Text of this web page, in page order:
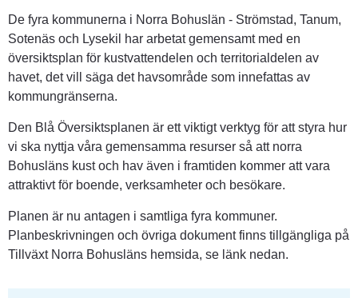
De fyra kommunerna i Norra Bohuslän - Strömstad, Tanum,
Sotenäs och Lysekil har arbetat gemensamt med en
översiktsplan för kustvattendelen och territorialdelen av
havet, det vill säga det havsområde som innefattas av
kommungränserna.
Den Blå Översiktsplanen är ett viktigt verktyg för att styra hur
vi ska nyttja våra gemensamma resurser så att norra
Bohusläns kust och hav även i framtiden kommer att vara
attraktivt för boende, verksamheter och besökare.
Planen är nu antagen i samtliga fyra kommuner.
Planbeskrivningen och övriga dokument finns tillgängliga på
Tillväxt Norra Bohusläns hemsida, se länk nedan.